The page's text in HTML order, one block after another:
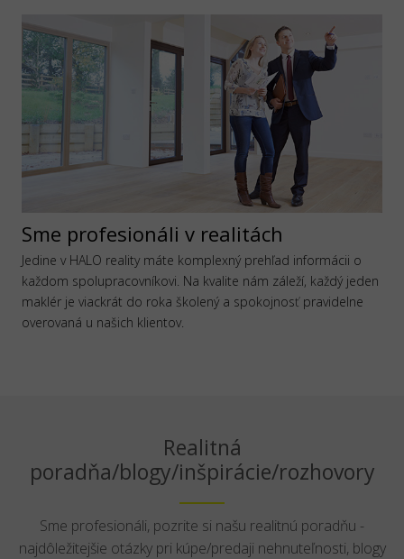
Sme profesionáli v realitách
Jedine v HALO reality máte komplexný prehľad informácii o
každom spolupracovníkovi. Na kvalite nám záleží, každý jeden
maklér je viackrát do roka školený a spokojnosť pravidelne
overovaná u našich klientov.
Realitná
poradňa/blogy/inšpirácie/rozhovory
Sme profesionáli, pozrite si našu realitnú poradňu -
najdôležitejšie otázky pri kúpe/predaji nehnuteľnosti, blogy